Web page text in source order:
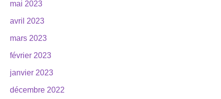
mai 2023
avril 2023
mars 2023
février 2023
janvier 2023
décembre 2022